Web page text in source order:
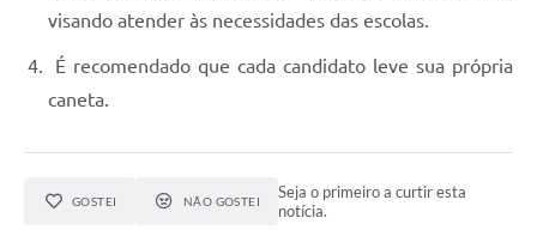
visando atender às necessidades das escolas.
É recomendado que cada candidato leve sua própria
caneta.
GOSTEI NÃO GOSTEI
Seja o primeiro a curtir esta
notícia.